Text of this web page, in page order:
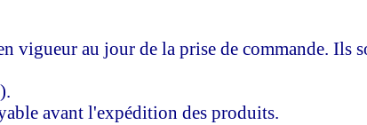
vigueur au jour de la prise de commande. Ils
avant l'expédition des produits.